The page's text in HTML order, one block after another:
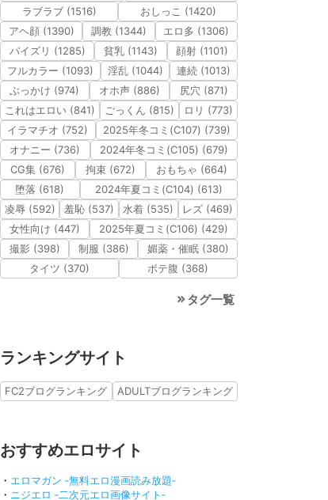
ラブラブ (1516)
おしっこ (1420)
アヘ顔 (1390)
調教 (1344)
エロ多 (1306)
パイズリ (1285)
貧乳 (1143)
顔射 (1101)
フルカラー (1093)
淫乱 (1044)
連続 (1013)
ぶっかけ (974)
オホ声 (886)
尻穴 (871)
これはエロい (841)
ごっくん (815)
ロリ (773)
イラマチオ (752)
2025年冬コミ(C107) (739)
オナニー (736)
2024年冬コミ(C105) (679)
CG集 (676)
拘束 (672)
おもちゃ (664)
堕落 (618)
2024年夏コミ(C104) (613)
凌辱 (592)
羞恥 (537) 水着 (535)
レズ (469)
女性向け (447)
2025年夏コミ(C106) (429)
撮影 (398)
制服 (386)
媚薬・催眠 (380)
タイツ (370)
ボテ腹 (368)
タグ一覧
ランキングサイト
FC2ブログランキング ADULTブログランキング
おすすめエロサイト
・ エロマガン ‐無料エロ漫画読み放題‐
・ ニジエロ ‐二次元エロ画像サイト‐